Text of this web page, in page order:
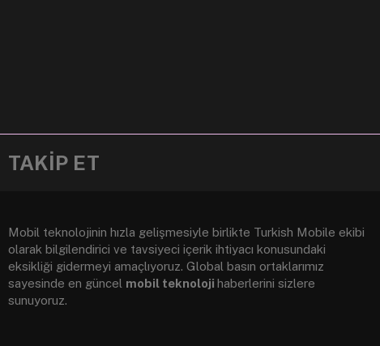
TAKİP ET
Mobil teknolojinin hızla gelişmesiyle birlikte Turkish Mobile ekibi
olarak bilgilendirici ve tavsiyeci içerik ihtiyacı konusundaki
eksikliği gidermeyi amaçlıyoruz. Global basın ortaklarımız
sayesinde en güncel mobil teknoloji haberlerini sizlere
sunuyoruz.